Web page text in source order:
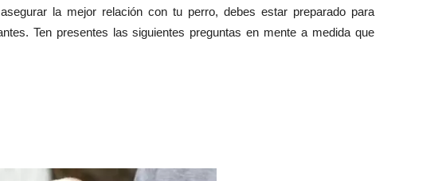
la mejor relación con tu perro, debes estar preparado para
Ten presentes las siguientes preguntas en mente a medida que